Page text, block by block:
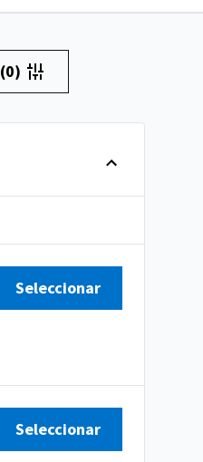
(0)
Seleccionar
Seleccionar